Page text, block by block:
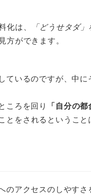
化は、
「どうせタダ
方ができます。
いるのですが、中
ころを回り
「自分の
とをされるということ
のアクセスのしやす